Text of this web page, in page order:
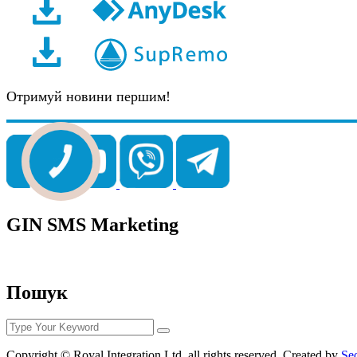
Отримуй новини першим!
GIN SMS Marketing
Пошук